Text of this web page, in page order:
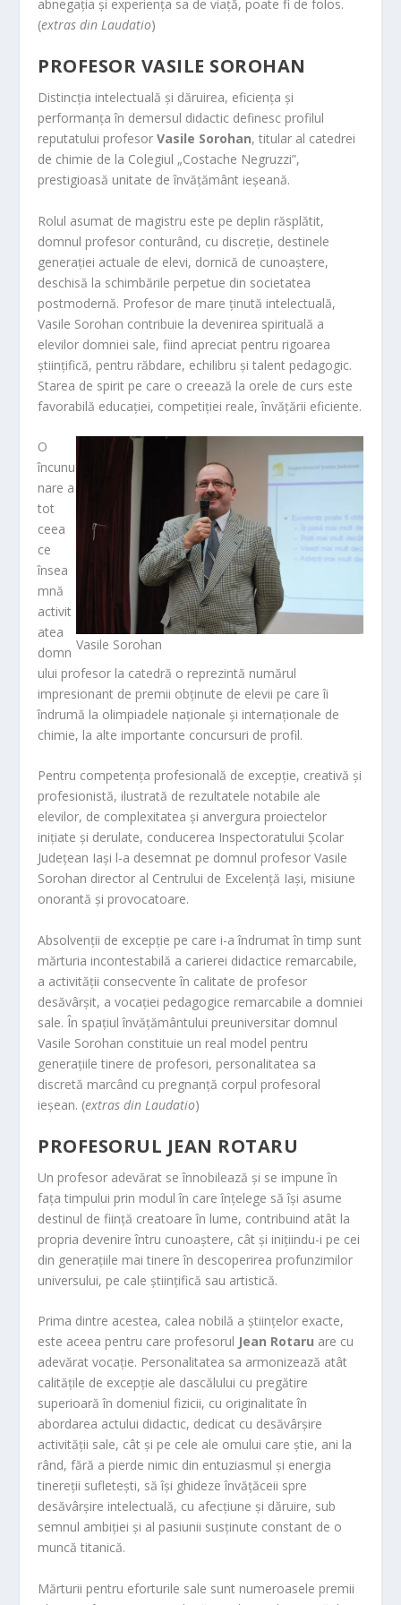
abnegația și experiența sa de viață, poate fi de folos.
(extras din Laudatio)
PROFESOR VASILE SOROHAN
Distincția intelectuală și dăruirea, eficiența și
performanța în demersul didactic definesc profilul
reputatului profesorVasile Sorohan, titular al catedrei
de chimie de la Colegiul „Costache Negruzzi”,
prestigioasă unitate de învățământ ieșeană.
Rolul asumat de magistru este pe deplin răsplătit,
domnul profesor conturând, cu discreție, destinele
generației actuale de elevi, dornică de cunoaștere,
deschisă la schimbările perpetue din societatea
postmodernă. Profesor de mare ținută intelectuală,
Vasile Sorohan contribuie la devenirea spirituală a
elevilor domniei sale, fiind apreciat pentru rigoarea
științifică, pentru răbdare, echilibru și talent pedagogic.
Starea de spirit pe care o creează la orele de curs este
favorabilă educației, competiției reale, învățării eficiente.
Vasile Sorohan
O
încunu
nare a
tot
ceea
ce
însea
mnă
activit
atea
domn
ului profesor la catedră o reprezintă numărul
impresionant de premii obținute de elevii pe care îi
îndrumă la olimpiadele naționale și internaționale de
chimie, la alte importante concursuri de profil.
Pentru competența profesională de excepție, creativă și
profesionistă, ilustrată de rezultatele notabile ale
elevilor, de complexitatea și anvergura proiectelor
inițiate și derulate, conducerea Inspectoratului Școlar
Județean Iași l-a desemnat pe domnul profesor Vasile
Sorohan director al Centrului de Excelență Iași, misiune
onorantă și provocatoare.
Absolvenții de excepție pe care i-a îndrumat în timp sunt
mărturia incontestabilă a carierei didactice remarcabile,
a activității consecvente în calitate de profesor
desăvârșit, a vocației pedagogice remarcabile a domniei
sale. În spațiul învățământului preuniversitar domnul
Vasile Sorohan constituie un real model pentru
generațiile tinere de profesori, personalitatea sa
discretă marcând cu pregnanță corpul profesoral
ieșean. (extras din Laudatio)
PROFESORUL JEAN ROTARU
Un profesor adevărat se înnobilează și se impune în
fața timpului prin modul în care înțelege să își asume
destinul de ființă creatoare în lume, contribuind atât la
propria devenire întru cunoaștere, cât și inițiindu-i pe cei
din generațiile mai tinere în descoperirea profunzimilor
universului, pe cale științifică sau artistică.
Prima dintre acestea, calea nobilă a științelor exacte,
este aceea pentru care profesorul Jean Rotaru are cu
adevărat vocație. Personalitatea sa armonizează atât
calitățile de excepție ale dascălului cu pregătire
superioară în domeniul fizicii, cu originalitate în
abordarea actului didactic, dedicat cu desăvârșire
activității sale, cât și pe cele ale omului care știe, ani la
rând, fără a pierde nimic din entuziasmul și energia
tinereții sufletești, să își ghideze învățăceii spre
desăvârșire intelectuală, cu afecțiune și dăruire, sub
semnul ambiției și al pasiunii susținute constant de o
muncă titanică.
Mărturii pentru eforturile sale sunt numeroasele premii